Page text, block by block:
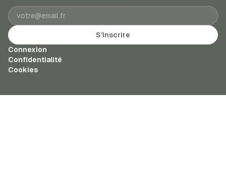
Adresse e-mail
S’inscrire
Connexion
Confidentialité
Cookies